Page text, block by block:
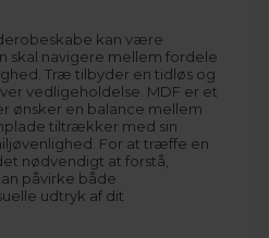
kan være
skal navigere mellem fordele
Træ tilbyder en tidløs og
vedligeholdelse. MDF er et
ønsker en balance mellem
tiltrækker med sin
For at træffe en
nødvendigt at forstå,
påvirke både
udtryk af dit